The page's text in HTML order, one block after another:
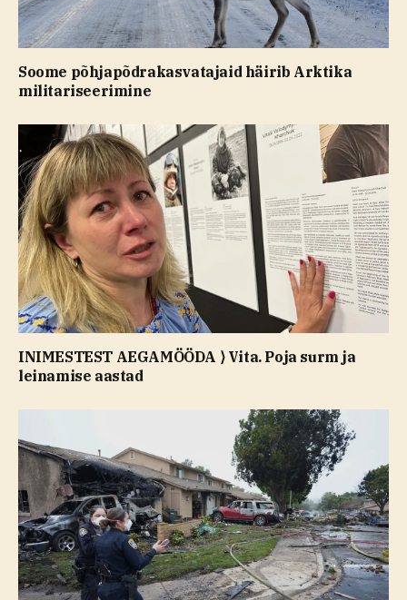
Soome põhjapõdrakasvatajaid häirib Arktika
militariseerimine
INIMESTEST AEGAMÖÖDA ⟩ Vita. Poja surm ja
leinamise aastad